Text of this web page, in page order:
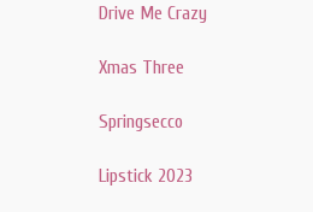
Drive Me Crazy
Xmas Three
Springsecco
Lipstick 2023